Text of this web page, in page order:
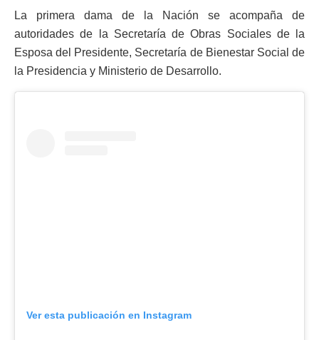
La primera dama de la Nación se acompaña de
autoridades de la Secretaría de Obras Sociales de la
Esposa del Presidente, Secretaría de Bienestar Social de
la Presidencia y Ministerio de Desarrollo.
Ver esta publicación en Instagram